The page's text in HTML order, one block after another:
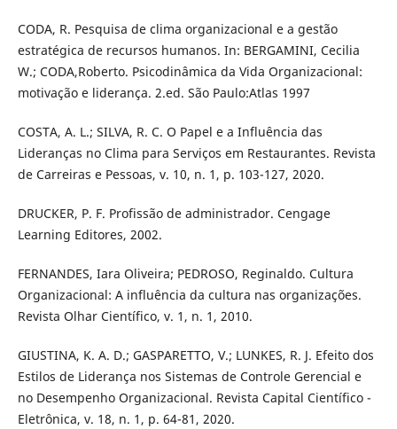
CODA, R. Pesquisa de clima organizacional e a gestão
estratégica de recursos humanos. In: BERGAMINI, Cecilia
W.; CODA,Roberto. Psicodinâmica da Vida Organizacional:
motivação e liderança. 2.ed. São Paulo:Atlas 1997
COSTA, A. L.; SILVA, R. C. O Papel e a Influência das
Lideranças no Clima para Serviços em Restaurantes. Revista
de Carreiras e Pessoas, v. 10, n. 1, p. 103-127, 2020.
DRUCKER, P. F. Profissão de administrador. Cengage
Learning Editores, 2002.
FERNANDES, Iara Oliveira; PEDROSO, Reginaldo. Cultura
Organizacional: A influência da cultura nas organizações.
Revista Olhar Científico, v. 1, n. 1, 2010.
GIUSTINA, K. A. D.; GASPARETTO, V.; LUNKES, R. J. Efeito dos
Estilos de Liderança nos Sistemas de Controle Gerencial e
no Desempenho Organizacional. Revista Capital Científico -
Eletrônica, v. 18, n. 1, p. 64-81, 2020.